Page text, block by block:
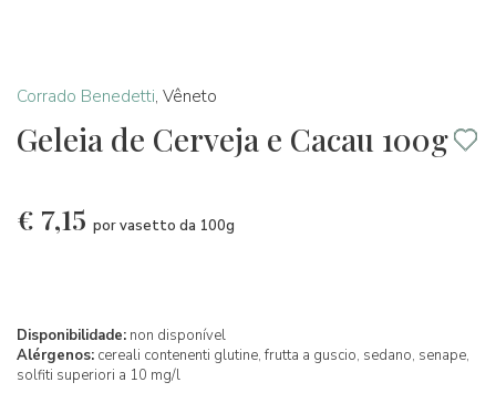
Corrado Benedetti, Vêneto
Geleia de Cerveja e Cacau 100g
€ 7,15 por vasetto da 100g
Disponibilidade: non disponível
Alérgenos: cereali contenenti glutine,frutta a guscio, sedano, senape,
solfiti superiori a 10 mg/l